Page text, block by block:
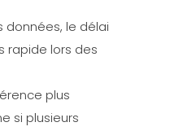
données, le délai
rapide lors des
plus
si plusieurs